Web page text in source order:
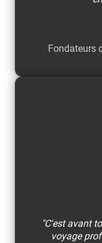
Fondateurs
"C'est avant
voyage